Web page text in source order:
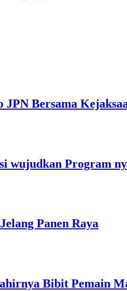
Bersama
wujudkan Program
Panen Raya
Bibit Pemain